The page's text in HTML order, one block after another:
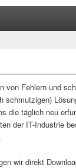
von Fehlern und
schmutzigen)
die täglich neu
der IT-Industrie
wir direkt